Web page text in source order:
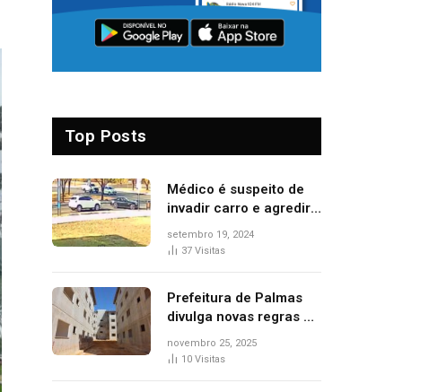
Top Posts
Médico é suspeito de
invadir carro e agredir
delegado aposentado
durante confusão no
setembro 19, 2024
37 Visitas
Prefeitura de Palmas
divulga novas regras e
critérios de desempate
para seleção de
novembro 25, 2025
10 Visitas